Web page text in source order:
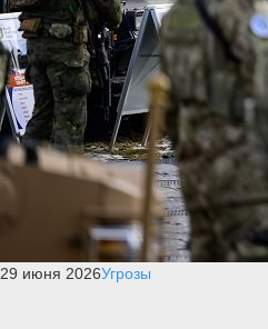
29 июня 2026Угрозы